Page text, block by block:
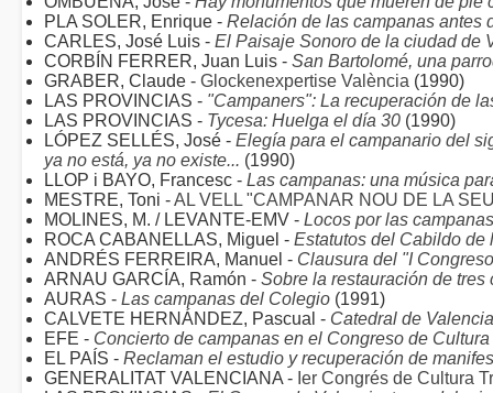
PLA SOLER, Enrique - Relación de las campanas antes
CARLES, José Luis - El Paisaje Sonoro de la ciudad de
CORBÍN FERRER, Juan Luis - San Bartolomé, una
GRABER, Claude - Glockenexpertise València (1990)
LAS PROVINCIAS - "Campaners": La recuperación de
LAS PROVINCIAS - Tycesa: Huelga el día 30 (1990)
LÓPEZ SELLÉS, José - Elegía para el campanario del
ya no está, ya no existe... (1990)
LLOP i BAYO, Francesc - Las campanas: una música
MESTRE, Toni -AL VELL "CAMPANAR NOU DE LA
MOLINES, M. / LEVANTE-EMV - Locos por las campanas
ROCA CABANELLAS, Miguel - Estatutos del Cabildo de
ANDRÉS FERREIRA, Manuel - Clausura del "I
ARNAU GARCÍA, Ramón - Sobre la restauración de
AURAS - Las campanas del Colegio (1991)
CALVETE HERNÁNDEZ, Pascual - Catedral de Valencia
EFE - Concierto de campanas en el Congreso de
EL PAÍS - Reclaman el estudio y recuperación de
GENERALITAT VALENCIANA - Ier Congrés de Cultura